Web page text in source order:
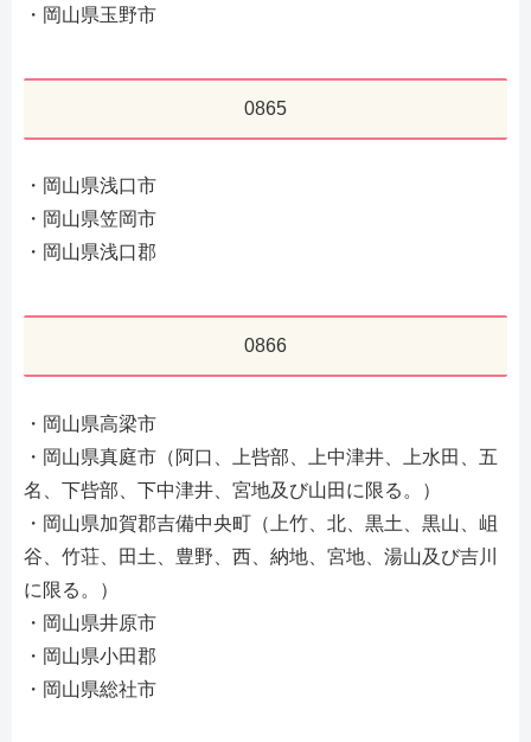
・岡山県玉野市
0865
・岡山県浅口市
・岡山県笠岡市
・岡山県浅口郡
0866
・岡山県高梁市
・岡山県真庭市（阿口、上呰部、上中津井、上水田、五
名、下呰部、下中津井、宮地及び山田に限る。）
・岡山県加賀郡吉備中央町（上竹、北、黒土、黒山、岨
谷、竹荘、田土、豊野、西、納地、宮地、湯山及び吉川
に限る。）
・岡山県井原市
・岡山県小田郡
・岡山県総社市